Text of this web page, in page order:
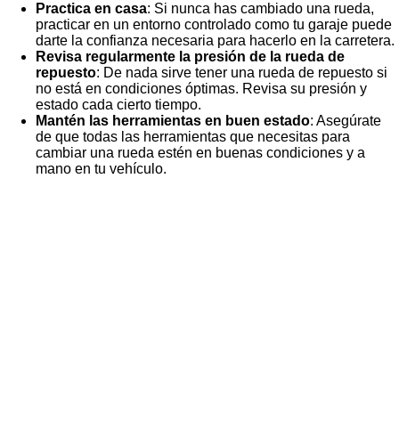
Practica en casa: Si nunca has cambiado una rueda,
practicar en un entorno controlado como tu garaje puede
darte la confianza necesaria para hacerlo en la carretera.
Revisa regularmente la presión de la rueda de
repuesto: De nada sirve tener una rueda de repuesto si
no está en condiciones óptimas. Revisa su presión y
estado cada cierto tiempo.
Mantén las herramientas en buen estado: Asegúrate
de que todas las herramientas que necesitas para
cambiar una rueda estén en buenas condiciones y a
mano en tu vehículo.